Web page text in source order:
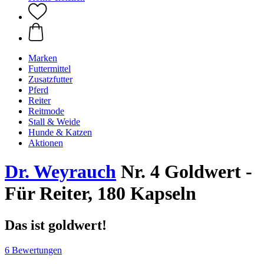
Marken
Futtermittel
Zusatzfutter
Pferd
Reiter
Reitmode
Stall & Weide
Hunde & Katzen
Aktionen
Dr. Weyrauch Nr. 4 Goldwert -
Für Reiter, 180 Kapseln
Das ist goldwert!
6 Bewertungen